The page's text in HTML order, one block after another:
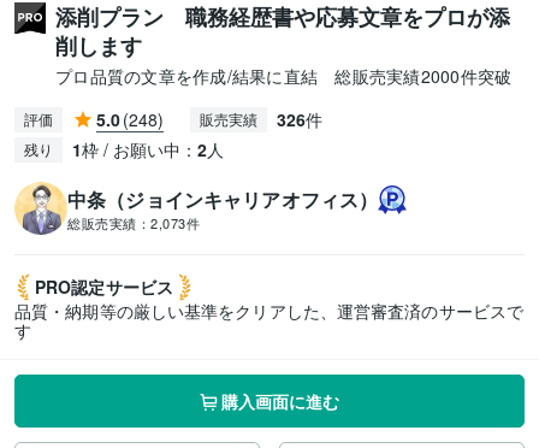
添削プラン 職務経歴書や応募文章をプロが添
削します
プロ品質の文章を作成/結果に直結 総販売実績2000件突破
評価 5.0(248) 販売実績 326件
残り 1枠 / お願い中： 2人
中条（ジョインキャリアオフィス）
総販売実績： 2,073件
PRO認定サービス
品質・納期等の厳しい基準をクリアした、運営審査済のサービスで
す
購入画面に進む